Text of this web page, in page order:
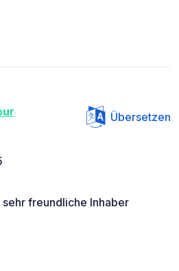
Übersetzen
freundliche Inhaber